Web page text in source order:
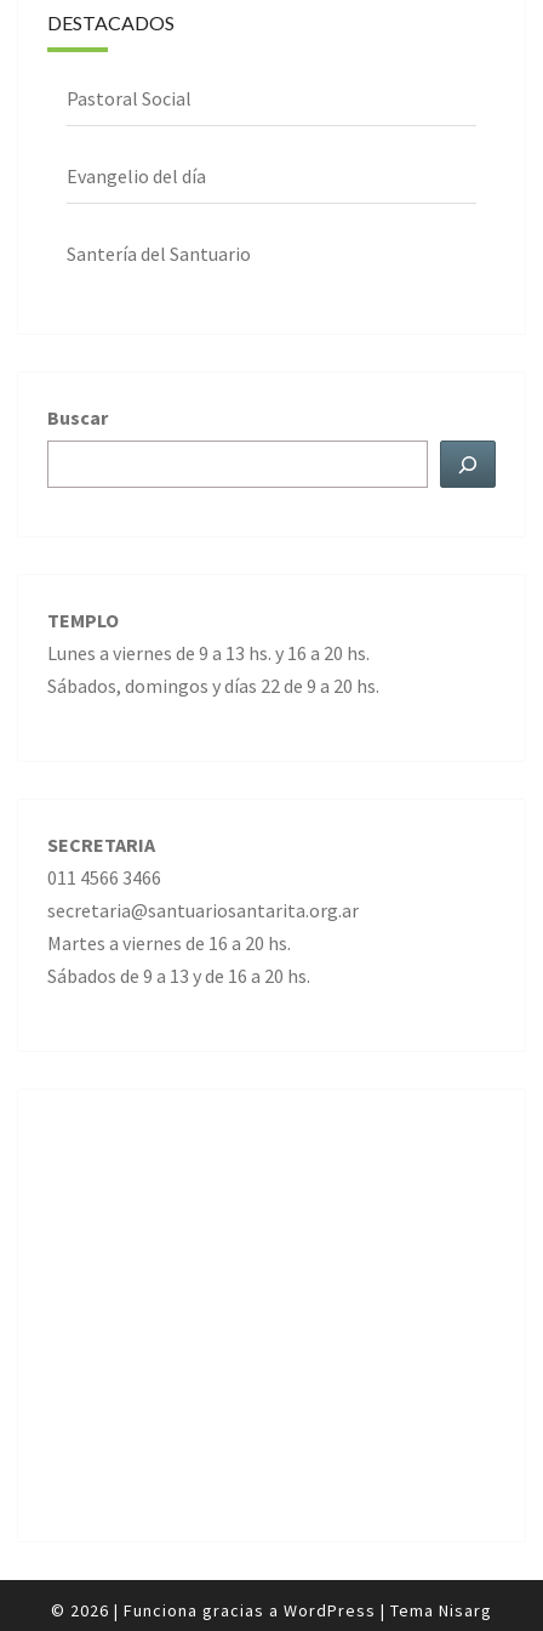
DESTACADOS
Pastoral Social
Evangelio del día
Santería del Santuario
Buscar
TEMPLO
Lunes a viernes de 9 a 13 hs. y 16 a 20 hs.
Sábados, domingos y días 22 de 9 a 20 hs.
SECRETARIA
011 4566 3466
secretaria@santuariosantarita.org.ar
Martes a viernes de 16 a 20 hs.
Sábados de 9 a 13 y de 16 a 20 hs.
© 2026 | Funciona gracias a WordPress | Tema Nisarg